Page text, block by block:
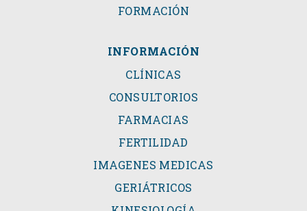
FORMACIÓN
INFORMACIÓN
CLÍNICAS
CONSULTORIOS
FARMACIAS
FERTILIDAD
IMAGENES MEDICAS
GERIÁTRICOS